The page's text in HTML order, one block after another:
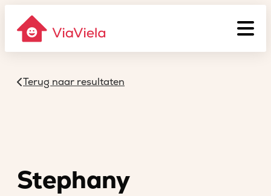
Terug naar resultaten
Stephany